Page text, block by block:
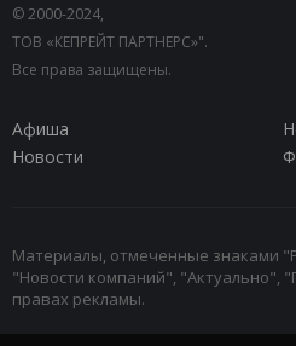
© 2000-2024,
ТОВ «КЕПРЕЙТ ПАРТНЕРС»".
Все права защищены.
Афиша
Новости
Материалы, отмеченные знаками
"Новости компаний", "Актуально",
правах рекламы.